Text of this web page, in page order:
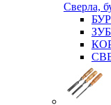
Сверла,